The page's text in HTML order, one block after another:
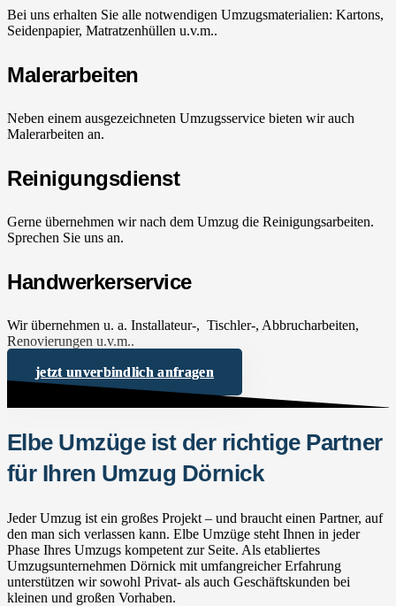
Bei uns erhalten Sie alle notwendigen Umzugsmaterialien: Kartons,
Seidenpapier, Matratzenhüllen u.v.m..
Malerarbeiten
Neben einem ausgezeichneten Umzugsservice bieten wir auch
Malerarbeiten an.
Reinigungsdienst
Gerne übernehmen wir nach dem Umzug die Reinigungsarbeiten.
Sprechen Sie uns an.
Handwerkerservice
Wir übernehmen u. a. Installateur-, Tischler-, Abbrucharbeiten,
Renovierungen u.v.m..
jetzt unverbindlich anfragen
Elbe Umzüge ist der richtige Partner
für Ihren Umzug Dörnick
Jeder Umzug ist ein großes Projekt – und braucht einen Partner, auf
den man sich verlassen kann. Elbe Umzüge steht Ihnen in jeder
Phase Ihres Umzugs kompetent zur Seite. Als etabliertes
Umzugsunternehmen Dörnick mit umfangreicher Erfahrung
unterstützen wir sowohl Privat- als auch Geschäftskunden bei
kleinen und großen Vorhaben.